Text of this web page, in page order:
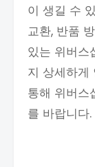
이 생길 수
교환, 반품
있는 위버스
지 상세하게
통해 위버스
를 바랍니다.